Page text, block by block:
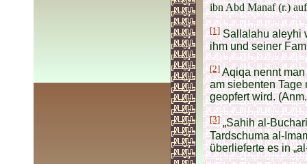
ibn Abd Manaf (r.)
[1]Sallalahu aleyhi
ihm und seiner
[2]Aqiqa nennt
am siebenten Tage
geopfert wird.
[3]„Sahih al-
Tardschuma al-
überlieferte es in